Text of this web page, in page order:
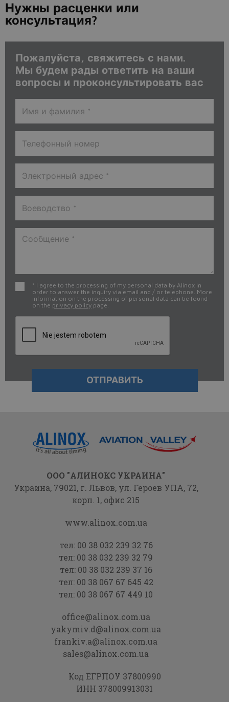
Нужны расценки или
консультация?
Пожалуйста, свяжитесь с нами.
Мы будем рады ответить на ваши
вопросы и проконсультировать вас
* I agree to the processing of my personal data by Alinox in
order to answer the inquiry via email and / or telephone. More
information on the processing of personal data can be found
on the privacy policy page.
ООО "АЛИНОКС УКРАИНА"
Украина, 79021,г. Львов, ул. Героев УПА,72,
корп. 1, офис 215
www.alinox.com.ua
тел: 00 38 032 239 32 76
тел: 00 38 032 239 32 79
тел: 00 38 032 239 37 16
тел: 00 38 067 67 645 42
тел: 00 38 067 67 449 10
office@alinox.com.ua
yakymiv.d@alinox.com.ua
frankiv.a@alinox.com.ua
sales@alinox.com.ua
Код ЕГРПОУ 37800990
ИНН 378009913031